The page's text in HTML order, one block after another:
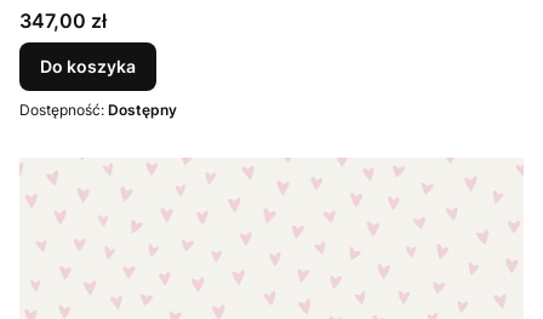
Cena
347,00 zł
Do koszyka
Dostępność: Dostępny